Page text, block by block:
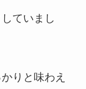
ていまし
りと味わえ